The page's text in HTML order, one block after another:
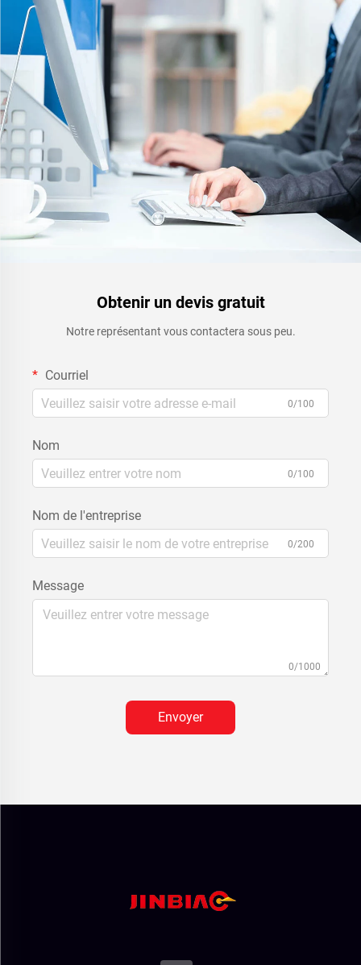
Obtenir un devis gratuit
Notre représentant vous contactera sous peu.
Courriel
0/100
Nom
0/100
Nom de l'entreprise
0/200
Message
0/1000
Envoyer